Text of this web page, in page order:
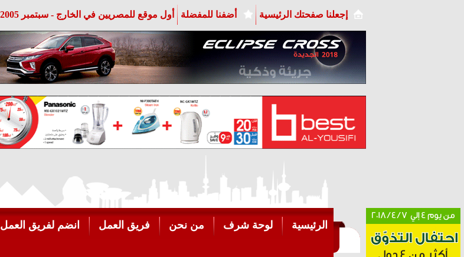
إجعلنا صفحتك الرئيسية أضفنا للمفضلة أول موقع للمصريين في الخارج - سبتمبر 2005
الرئيسية لوحة شرف من نحن فريق العمل انضم لفريق العمل